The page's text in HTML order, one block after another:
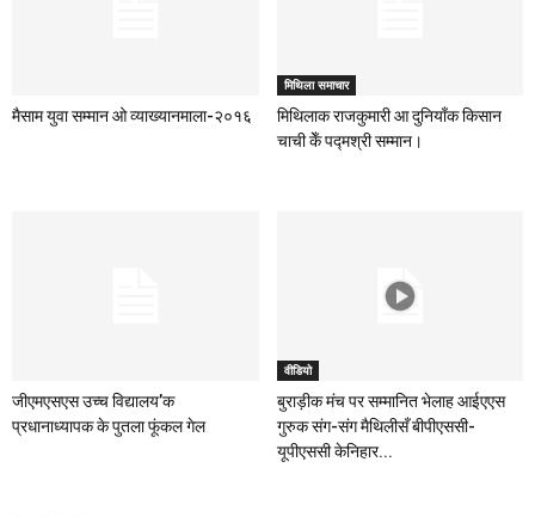
मैसाम युवा सम्मान ओ व्याख्यानमाला-२०१६
मिथिला समाचार
मिथिलाक राजकुमारी आ दुनियाँक किसान
चाची केँ पद्मश्री सम्मान।
जीएमएसएस उच्च विद्यालय’क
प्रधानाध्यापक के पुतला फूंकल गेल
वीडियो
बुराड़ीक मंच पर सम्मानित भेलाह आईएएस
गुरुक संग-संग मैथिलीसँ बीपीएससी-
यूपीएससी केनिहार...